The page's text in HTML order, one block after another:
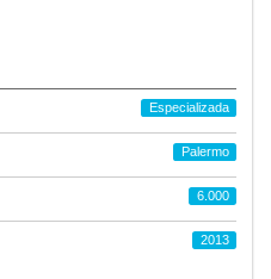
Especializada
Palermo
6.000
2013